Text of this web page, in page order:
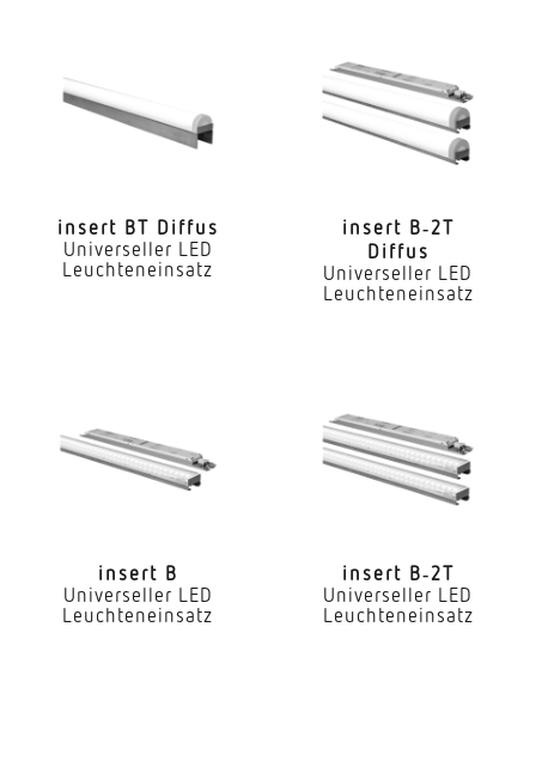
Dimmung DALI
Farbtemperatur
2700...6500 K
Geeignet für Lichtbandkonfiguration
Leuchtmittel
insert BT Diffus
Universeller LED
Leuchteneinsatz
insert B‑2T
Diffus
Universeller LED
Leuchteneinsatz
insert B
Universeller LED
Leuchteneinsatz
insert B‑2T
Universeller LED
Leuchteneinsatz